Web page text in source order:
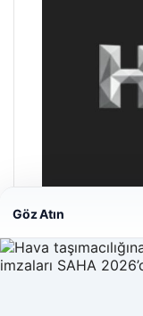
Enes Kaplan
Göz Atın